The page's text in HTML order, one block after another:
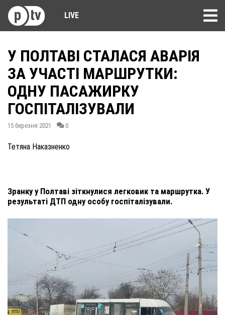
LIVE
У ПОЛТАВІ СТАЛАСЯ АВАРІЯ
ЗА УЧАСТІ МАРШРУТКИ:
ОДНУ ПАСАЖИРКУ
ГОСПІТАЛІЗУВАЛИ
15 березня 2021 0
Тетяна Наказненко
Зранку у Полтаві зіткнулися легковик та маршрутка. У
результаті ДТП одну особу госпіталізували.